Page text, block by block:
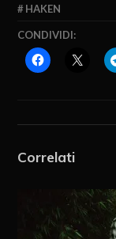
HAKEN
CONDIVIDI:
Correlati